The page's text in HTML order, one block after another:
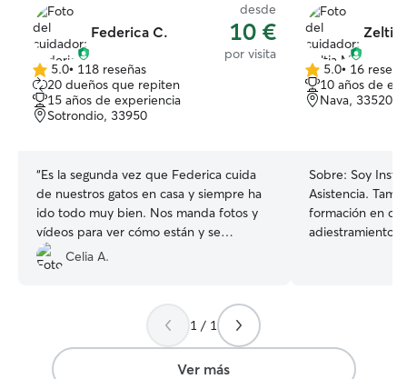
Federica C.
desde
10 €
por visita
5.0
de
5
estrellas
5.0• 118 reseñas
20 dueños que repiten
15 años de experiencia
Sotrondio, 33950
“Es la segunda vez que Federica cuida
de nuestros gatos en casa y siempre ha
ido todo muy bien. Nos manda fotos y
vídeos para ver cómo están y se
preocupa por su bienestar.
Celia A.
Zeltia
5.0
de
5
5.0• 16
10 años de
Nava, 33520
Sobre: Soy
Asistencia.
formación en
adiestramiento
mascota
necesario para su
1 / 1
Ver más